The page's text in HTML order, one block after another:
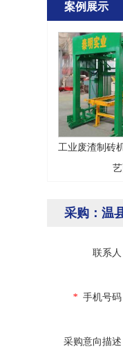
案例展示
工业废渣制砖
采购：温
联系
* 手机号
采购意向描